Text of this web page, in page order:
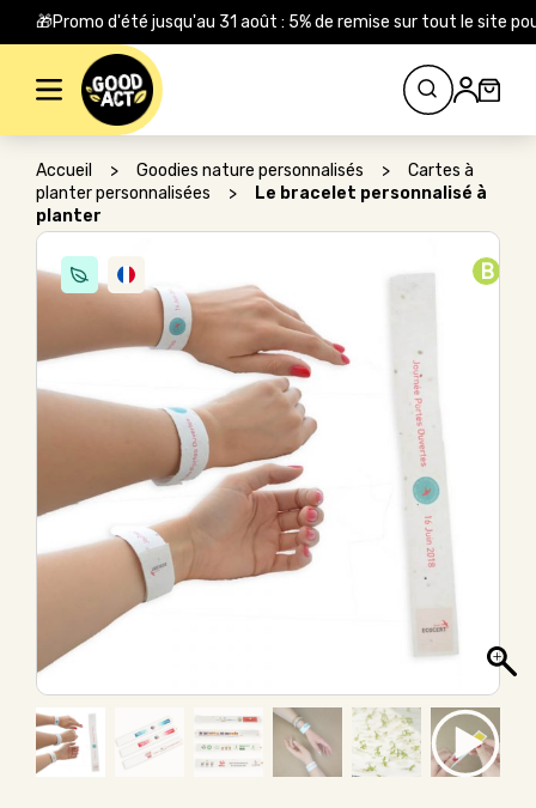
🎁Promo d'été jusqu'au 31 août : 5% de remise sur tout le site
Rechercher :
Accueil > Goodies nature personnalisés >
Cartes à
planter personnalisées
>
Le bracelet personnalisé à
planter
B